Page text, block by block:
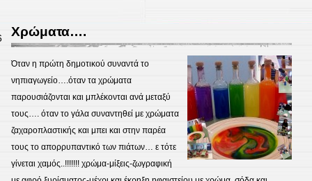
Χρώματα….
Όταν η πρώτη δημοτικού συναντά το
νηπιαγωγείο….όταν τα χρώματα
παρουσιάζονται και μπλέκονται ανά μεταξύ
τους…. όταν το γάλα συναντηθεί με χρώματα
ζαχαροπλαστικής και μπει και στην παρέα
τους το απορρυπαντικό των πιάτων… ε τότε
γίνεται χαμός..!!!!!!! χρώμα-μίξεις-ζωγραφική